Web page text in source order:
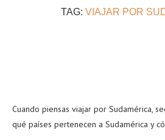
TAG: VIAJAR POR
Cuando piensas viajar por Sudamérica,
qué países pertenecen a Sudamérica y